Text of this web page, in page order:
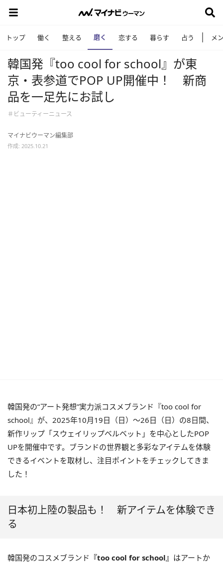
トップ 働く 整える 磨く 恋する 暮らす 占う メ
韓国発『too cool for school』が東
京・表参道でPOP UP開催中！ 新商
品を一足先にお試し
＃ビューティーニュース
マイナビウーマン編集部
作成: 2025.10.21
韓国発の“アート発想”実力派コスメブランド『too cool for
school』が、2025年10月19日（日）～26日（日）の8日間、
新作リップ「スウェイリップベルベット」を中心としたPOP
UPを開催中です。ブランドの世界観と多彩なアイテムを体験
できるイベントを取材し、注目ポイントをチェックしてきま
した！
日本初上陸の製品も！ 新アイテムを体験でき
る
韓国発のコスメブランド 『too cool for school』 はアートか